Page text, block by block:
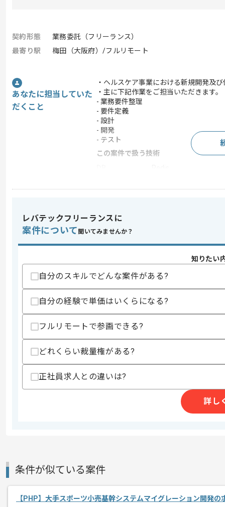
契約形態
業務委託（フリーランス）
最寄り駅
梅田（大阪府）/フルリモート
あなたに担当していた
だくこと
・ヘルスケア事業における新規開発及
・主に下記作業をご担当いただきます。
- 業務要件整理
- 要件定義
- 設計
- 開発
- テスト
この案件で扱う技術
開発ツール
スキル
・エンジニア経験6年以上
・Laravelを用いた開発経験2年以上
・TypeScriptを用いた開発経験
・Reactを用いた開発経験
・医療安全分野の業務要件整理経験
スキルに不安がある方へ
上記に似た経験やスキルをお持ちであれば申
その他募集要項
レバテックフリーランスに
案件について 聞いてみませんか？
知りたい
自分のスキルでどんな案件がある?
自分の経験で単価はいくらになる?
フルリモートで参画できる?
どれくらい裁量権がある?
正社員求人との違いは?
詳し
条件が似ている案件
【PHP】大手スポーツ小売基幹システムマイグレーション開発の